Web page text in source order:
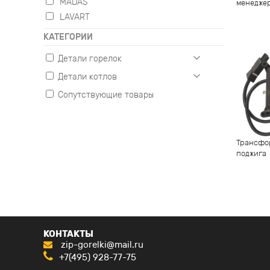
MADAS
LAVART
КАТЕГОРИИ
Детали горелок
Газовые
Жидкотопливные
Детали котлов
Настенные
Сопутствующие товары
поджига
КОНТАКТЫ
zip-gorelki@mail.ru
+7(495) 928-77-75